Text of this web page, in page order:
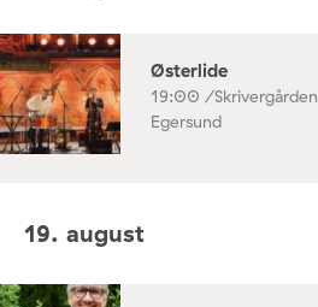
Østerlide
19:00 /
Egersund
19. august